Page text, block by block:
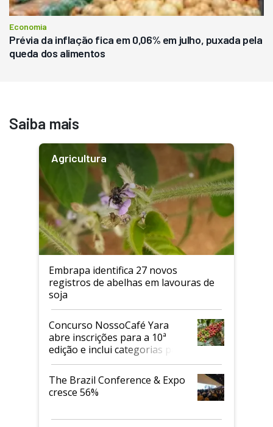
Economia
Prévia da inflação fica em 0,06% em julho, puxada pela
queda dos alimentos
Saiba mais
Agricultura
Embrapa identifica 27 novos
registros de abelhas em lavouras de
soja
Concurso NossoCafé Yara
abre inscrições para a 10ª
edição e inclui categorias para
cafés Canephora
The Brazil Conference & Expo
cresce 56%